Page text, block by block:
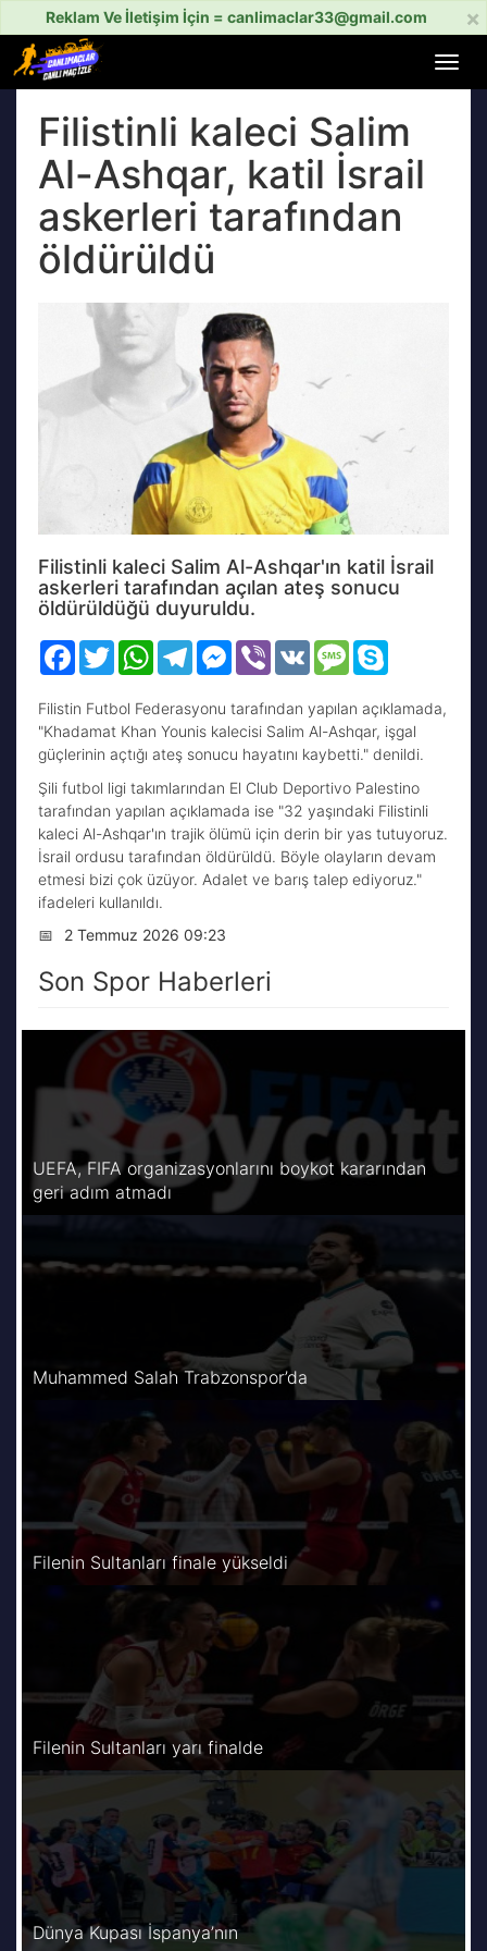
×
Reklam Ve İletişim İçin = canlimaclar33@gmail.com
aç
Filistinli kaleci Salim
Al-Ashqar, katil İsrail
askerleri tarafından
öldürüldü
Filistinli kaleci Salim Al-Ashqar'ın katil İsrail
askerleri tarafından açılan ateş sonucu
öldürüldüğü duyuruldu.
Facebook
TwitterWhatsAppTelegramMessenger
Viber VK Message
Filistin Futbol Federasyonu tarafından yapılan açıklamada,
"Khadamat Khan Younis kalecisi Salim Al-Ashqar, işgal
güçlerinin açtığı ateş sonucu hayatını kaybetti." denildi.
Şili futbol ligi takımlarından El Club Deportivo Palestino
tarafından yapılan açıklamada ise "32 yaşındaki Filistinli
kaleci Al-Ashqar'ın trajik ölümü için derin bir yas tutuyoruz.
İsrail ordusu tarafından öldürüldü. Böyle olayların devam
etmesi bizi çok üzüyor. Adalet ve barış talep ediyoruz."
ifadeleri kullanıldı.
📅
2 Temmuz 2026 09:23
Son Spor Haberleri
UEFA, FIFA organizasyonlarını boykot kararından
geri adım atmadı
Muhammed Salah Trabzonspor’da
Filenin Sultanları finale yükseldi
Filenin Sultanları yarı finalde
Dünya Kupası İspanya’nın